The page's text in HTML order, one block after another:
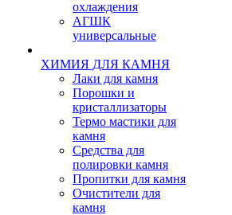
охлаждения
АГШК
универсальные
ХИМИЯ ДЛЯ КАМНЯ
Лаки для камня
Порошки и
кристаллизаторы
Термо мастики для
камня
Средства для
полировки камня
Пропитки для камня
Очистители для
камня